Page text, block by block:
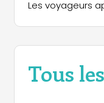
Les voyageurs
Tous